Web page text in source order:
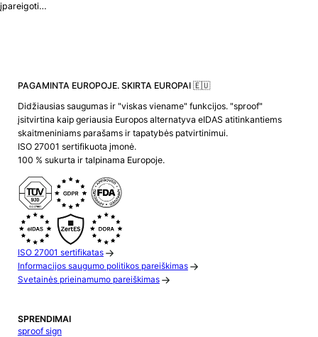
įpareigoti…
PAGAMINTA EUROPOJE. SKIRTA EUROPAI 🇪🇺
Didžiausias saugumas ir "viskas viename" funkcijos. "sproof"
įsitvirtina kaip geriausia Europos alternatyva eIDAS atitinkantiems
skaitmeniniams parašams ir tapatybės patvirtinimui.
ISO 27001 sertifikuota įmonė.
100 % sukurta ir talpinama Europoje.
ISO 27001 sertifikatas
Informacijos saugumo politikos pareiškimas
Svetainės prieinamumo pareiškimas
SPRENDIMAI
sproof sign